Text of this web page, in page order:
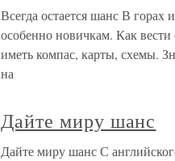
Всегда остается шанс В горах
особенно новичкам. Как
иметь компас, карты, схемы.
на
Дайте миру шанс
Дайте миру шанс С